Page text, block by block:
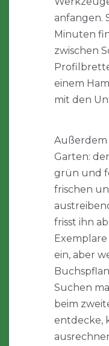
anfangen.
Minuten
zwischen
einem
mit den
Außerdem
Garten:
grün und
frischen
frisst ihn
ein, aber
Suchen
beim
entdecke,